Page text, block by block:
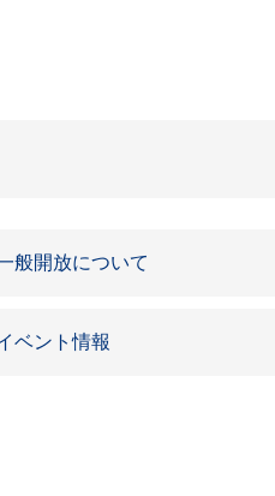
般開放について
ベント情報